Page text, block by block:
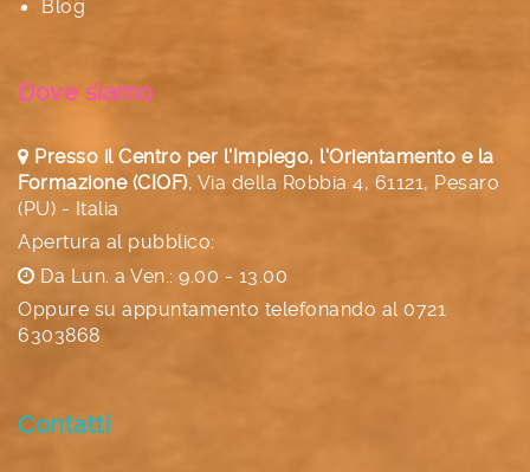
Blog
Dove siamo
Presso il Centro per l'Impiego, l'Orientamento e la
Formazione (CIOF), Via della Robbia 4, 61121, Pesaro
(PU) - Italia
Apertura al pubblico:
Da Lun. a Ven.: 9.00 - 13.00
Oppure su appuntamento telefonando al 0721
6303868
Contatti